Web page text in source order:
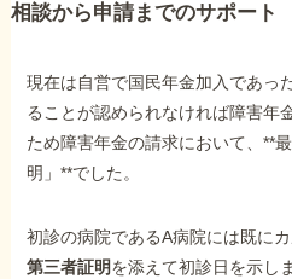
当事務所に
お電話でのお問い合
089-907-
相談から申請までのサポート
現在は自営で国民年金加入であっ
ることが認められなければ障害年
ため障害年金の請求において、**
明」**でした。
初診の病院であるA病院には既に
第三者証明を添えて初診日を示し